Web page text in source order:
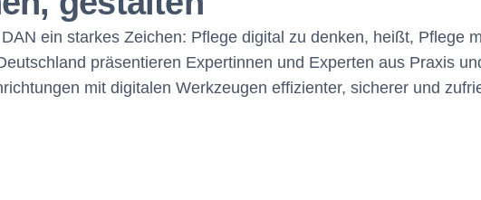
ein starkes Zeichen: Pflege digital zu denken, heißt, Pflege
präsentieren Expertinnen und Experten aus Praxis
mit digitalen Werkzeugen effizienter, sicherer und